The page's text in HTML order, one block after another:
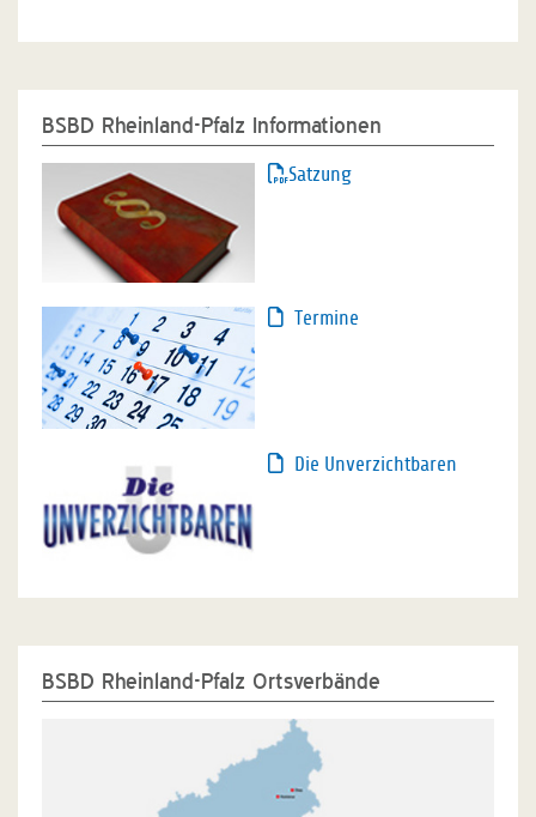
BSBD Rheinland-Pfalz Informationen
Satzung
Termine
Die Unverzichtbaren
BSBD Rheinland-Pfalz Ortsverbände